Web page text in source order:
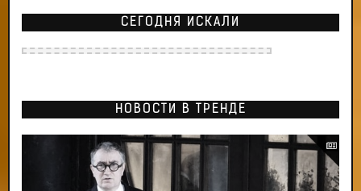
СЕГОДНЯ ИСКАЛИ
НОВОСТИ В ТРЕНДЕ